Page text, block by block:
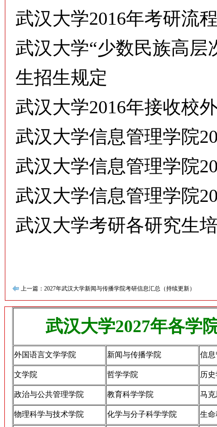
武汉大学2016年考研流
武汉大学“少数民族高层
生招生规定
武汉大学2016年接收校
武汉大学信息管理学院
武汉大学信息管理学院
武汉大学信息管理学院
武汉大学考研各研究生
上一篇：2027年武汉大学新闻与传播学院考研信息汇总（持续更新）
武汉大学2027年各学
外国语言文学学院 新闻与传播学院 信
文学院 哲学学院 历
政治与公共管理学院 教育科学学院 马
物理科学与技术学院 化学与分子科学学院 生